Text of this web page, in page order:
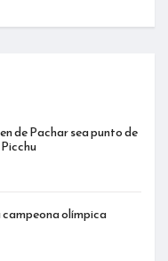
de Pachar sea punto de
olímpica